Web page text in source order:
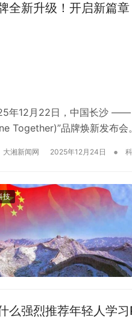
全新升级！开启新篇
年12月22日，中国长沙 ——
Together)”品牌焕新发布
的重磅发布。立足 11 年发展
一…
大湘新闻网 2025年12月24日 •
技
么强烈推荐年轻人学